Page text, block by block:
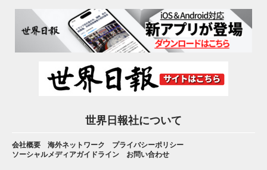
世界日報社について
会社概要 海外ネットワーク
プライバシーポリシー
ソーシャルメディアガイドライン
お問い合わせ